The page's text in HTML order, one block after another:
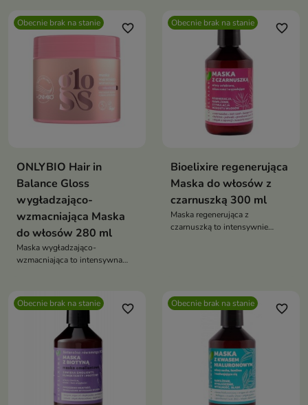
dyscyplinuje włosy już w kilka
minut
Obecnie brak na stanie favorite_border
ONLYBIO Hair in
Balance Gloss
wygładzająco-
wzmacniająca Maska
do włosów 280 ml
Maska wygładzająco-
wzmacniająca to intensywna
spektakularny blask już w kilka
minut
Obecnie brak na stanie favorite_border
Bioelixire regenerująca
Maska do włosów z
czarnuszką 300 ml
Maska regenerująca z
czarnuszką to intensywnie
połysk i zdrowy wygląd
Obecnie brak na stanie favorite_border Obecnie brak na stanie favorite_border